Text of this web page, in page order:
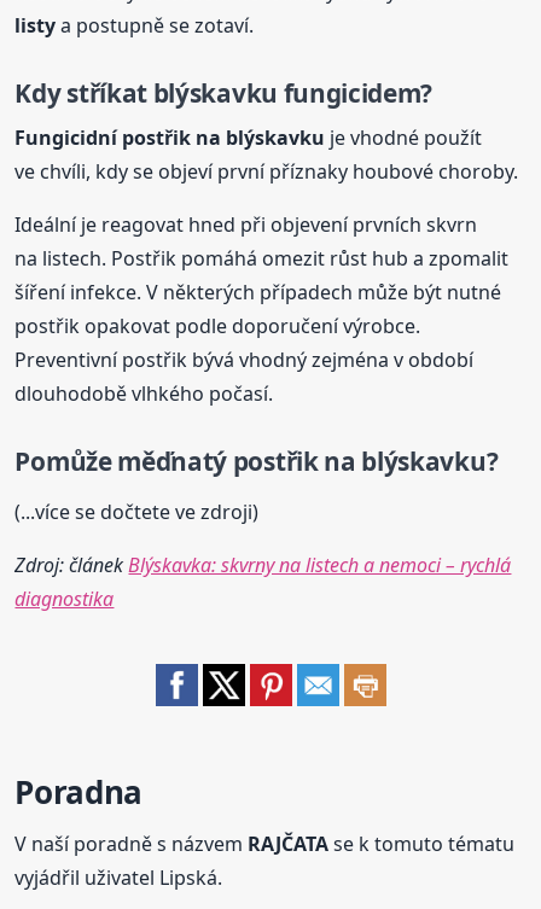
listya postupně se zotaví.
Kdy stříkat blýskavku fungicidem?
Fungicidní postřik na blýskavku je vhodné použít
ve chvíli, kdy se objeví první příznaky houbové choroby.
Ideální je reagovat hned při objevení prvních skvrn
na listech. Postřik pomáhá omezit růst hub a zpomalit
šíření infekce. V některých případech může být nutné
postřik opakovat podle doporučení výrobce.
Preventivní postřik bývá vhodný zejména v období
dlouhodobě vlhkého počasí.
Pomůže měďnatý postřik na blýskavku?
(...více se dočtete ve zdroji)
Zdroj: článekBlýskavka: skvrny na listech a nemoci – rychlá
diagnostika
Poradna
V naší poradně s názvem RAJČATAse k tomuto tématu
vyjádřil uživatel Lipská.